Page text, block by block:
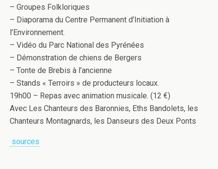
– Groupes Folkloriques
– Diaporama du Centre Permanent d’Initiation à
l’Environnement.
– Vidéo du Parc National des Pyrénées
– Démonstration de chiens de Bergers
– Tonte de Brebis à l’ancienne
– Stands « Terroirs » de producteurs locaux.
19h00 – Repas avec animation musicale. (12 €)
Avec Les Chanteurs des Baronnies, Eths Bandolets, les
Chanteurs Montagnards, les Danseurs des Deux Ponts
sources